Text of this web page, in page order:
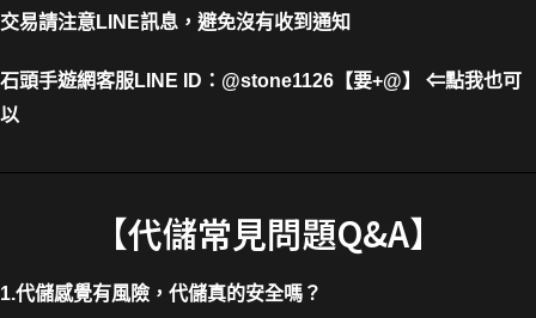
交易請注意LINE訊息，避免沒有收到通知
石頭手遊網客服LINE ID ： @stone1126【要+@】 ⇐點我也可
以
【代儲常見問題Q&A】
1.代儲感覺有風險，代儲真的安全嗎？